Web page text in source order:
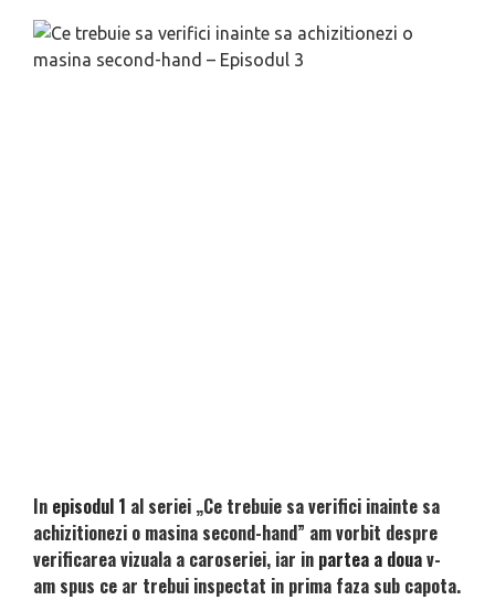
In episodul 1 al seriei „Ce trebuie sa verifici inainte sa
achizitionezi o masina second-hand” am vorbit despre
verificarea vizuala a caroseriei, iar in partea a douav-
am spus ce ar trebui inspectat in prima faza sub capota.